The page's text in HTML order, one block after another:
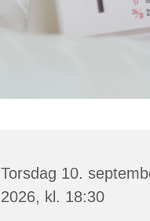
Torsdag 10.
2026, kl. 18:30